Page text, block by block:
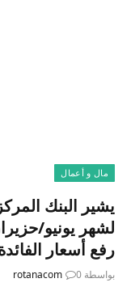
مال و أعمال
يشير البنك
لشهر يونيو/
رفع أسعار
بواسطة rotanacom 0